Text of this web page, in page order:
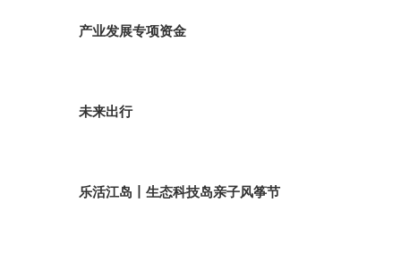
产业发展专项资金
未来出行
乐活江岛丨生态科技岛亲子风筝节